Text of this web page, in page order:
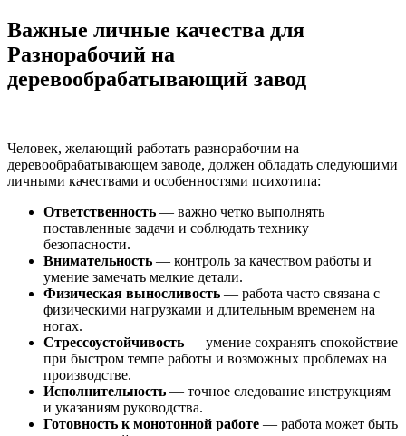
Важные личные качества для
Разнорабочий на
деревообрабатывающий завод
Человек, желающий работать разнорабочим на
деревообрабатывающем заводе, должен обладать следующими
личными качествами и особенностями психотипа:
Ответственность — важно четко выполнять
поставленные задачи и соблюдать технику
безопасности.
Внимательность — контроль за качеством работы и
умение замечать мелкие детали.
Физическая выносливость — работа часто связана с
физическими нагрузками и длительным временем на
ногах.
Стрессоустойчивость — умение сохранять спокойствие
при быстром темпе работы и возможных проблемах на
производстве.
Исполнительность — точное следование инструкциям
и указаниям руководства.
Готовность к монотонной работе — работа может быть